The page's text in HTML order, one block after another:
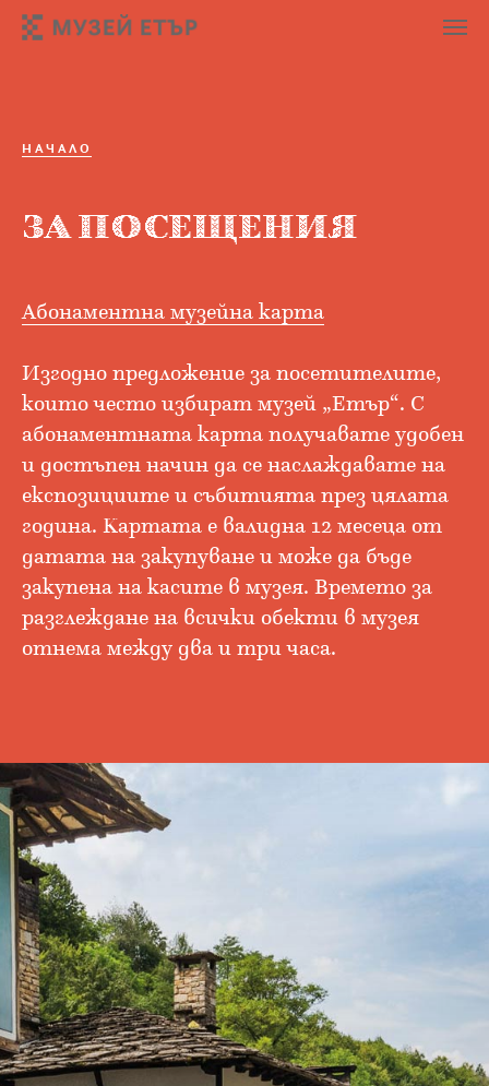
НАЧАЛО
ЗА ПОСЕЩЕНИЯ
Абонаментна музейна карта
Изгодно предложение за посетителите,
които често избират музей „Етър“. С
абонаментната карта получавате удобен
и достъпен начин да се наслаждавате на
експозициите и събитията през цялата
година. Картата е валидна 12 месеца от
датата на закупуване и може да бъде
закупена на касите в музея. Времето за
разглеждане на всички обекти в музея
отнема между два и три часа.